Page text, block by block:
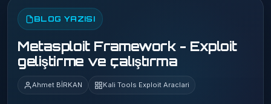
BLOG YAZISI
Metasploit Framework - Exploit
geliştirme ve çalıştırma
Ahmet BİRKAN Kali Tools Exploit Araclari